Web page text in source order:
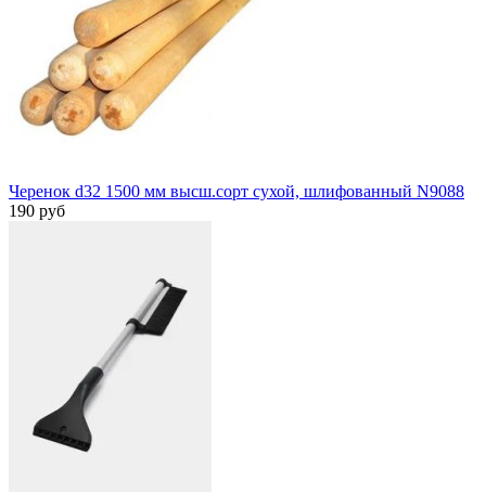
Черенок d32 1500 мм высш.сорт сухой, шлифованный N9088
190 руб